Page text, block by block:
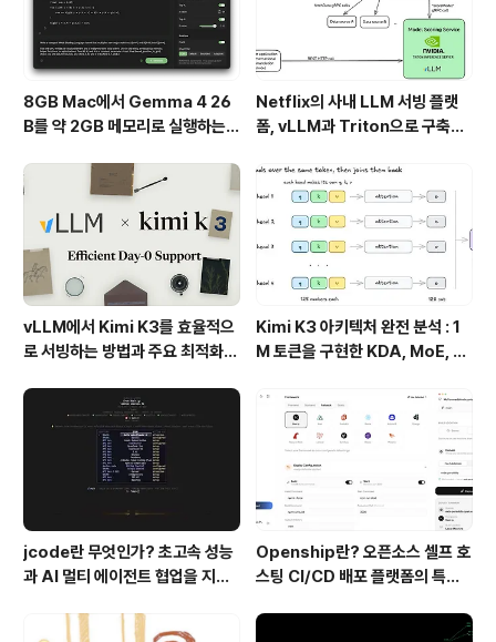
8GB Mac에서 Gemma 4 26
B를 약 2GB 메모리로 실행하는 T
Netflix의 사내 LLM 서빙 플랫
폼, vLLM과 Triton으로 구축한
vLLM에서 Kimi K3를 효율적으
로 서빙하는 방법과 주요 최적화
Kimi K3 아키텍처 완전 분석 : 1
M 토큰을 구현한 KDA, MoE, Fl
핵심 기술
jcode란 무엇인가? 초고속 성능
과 AI 멀티 에이전트 협업을 지원
Openship란? 오픈소스 셀프 호
스팅 CI/CD 배포 플랫폼의 특징